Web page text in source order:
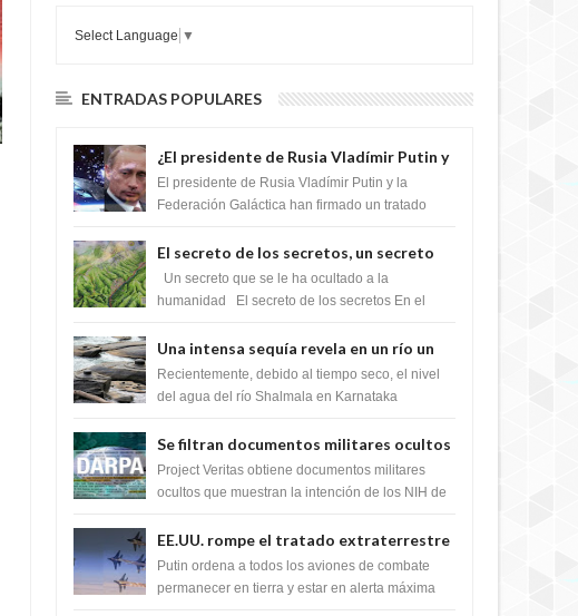
Select Language ▼
ENTRADAS POPULARES
¿El presidente de Rusia Vladímir Putin y
la Federación Galactica han firmado un
tratado para acabar con los Sionistas?
El presidente de Rusia Vladímir Putin y la
Federación Galáctica han firmado un tratado
Si...
El secreto de los secretos, un secreto
que cambiaría por completo el destino
de la humanidad
Un secreto que se le ha ocultado a la
humanidad El secreto de los secretos En el
m...
Una intensa sequía revela en un río un
impresionante hallazgo de miles de
Shiva Lingas
Recientemente, debido al tiempo seco, el nivel
del agua del río Shalmala en Karnataka
Shiv...
Se filtran documentos militares ocultos
que muestran la intención de los NIH de
crear el SARS-CoV-2, utilizando la
Project Veritas obtiene documentos militares
ocultos que muestran la intención de los NIH de
EE.UU. rompe el tratado extraterrestre
y se prepara para destruir el misterioso
satélite "Caballero Negro"
Putin ordena a todos los aviones de combate
permanecer en tierra y estar en alerta máxima